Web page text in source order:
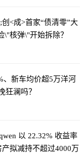
创<成>首家“债清零”大
核弹\"开始拆除？
、新车均价超5万洋河
狂澜吗？
以 22.32% 收益率
拟减持不超过4000万